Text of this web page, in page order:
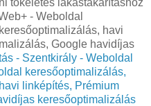
- Weboldal
havi
Google havidíjas
- Szentkirály - Weboldal
keresőoptimalizálás,
linképítés, Prémium
keresőoptimalizálás